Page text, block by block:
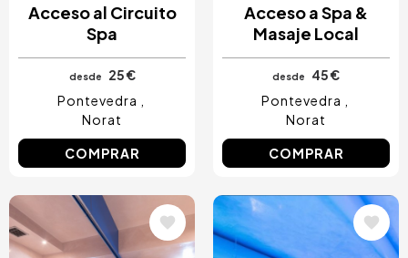
Acceso al Circuito
Spa
desde
25 €
Pontevedra
Norat
COMPRAR
Acceso a Spa &
Masaje Local
desde
45 €
Pontevedra
Norat
COMPRAR
Image Image